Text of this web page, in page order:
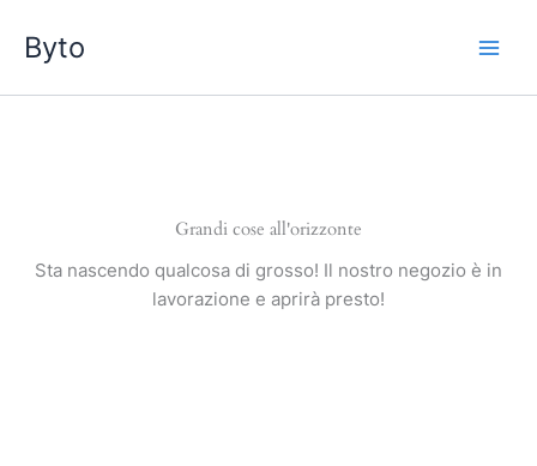
contenuto
Byto
Grandi cose all'orizzonte
Sta nascendo qualcosa di grosso! Il nostro negozio è in
lavorazione e aprirà presto!